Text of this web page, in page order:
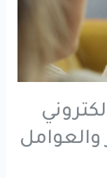
والعوامل